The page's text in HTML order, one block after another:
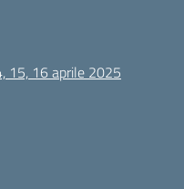
15, 16 aprile 2025